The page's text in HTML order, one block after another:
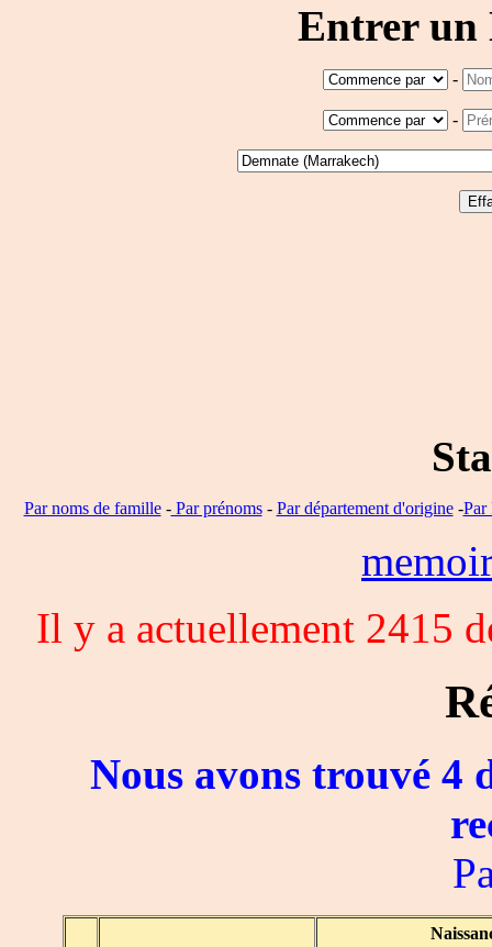
Entrer un
-
-
Par noms de famille-Par prénoms- Par département d'origine-Par
Il y a actuellement 2415
Nous avons trouvé 4